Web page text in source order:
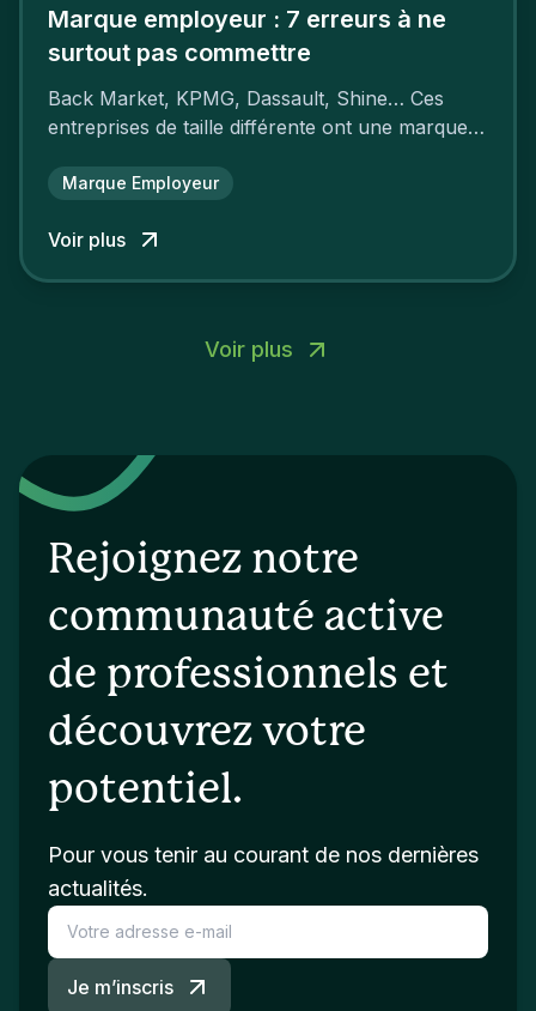
Marque employeur : 7 erreurs à ne
surtout pas commettre
Back Market, KPMG, Dassault, Shine… Ces
entreprises de taille différente ont une marque
attractivité et une fidélisation à faire pâlir leurs
Marque Employeur
Voir plus
Voir plus
Rejoignez notre
communauté active
de professionnels et
découvrez votre
potentiel.
Pour vous tenir au courant de nos dernières
actualités.
Je m’inscris